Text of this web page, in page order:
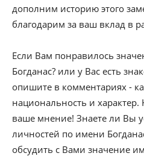
дополним историю этого
благодарим за ваш вклад в
Если Вам понравилось
Богданас? или у Вас есть
опишите в комментариях -
национальность и
ваше мнение! Знаете ли Вы
личностей по имени
обсудить с Вами значение